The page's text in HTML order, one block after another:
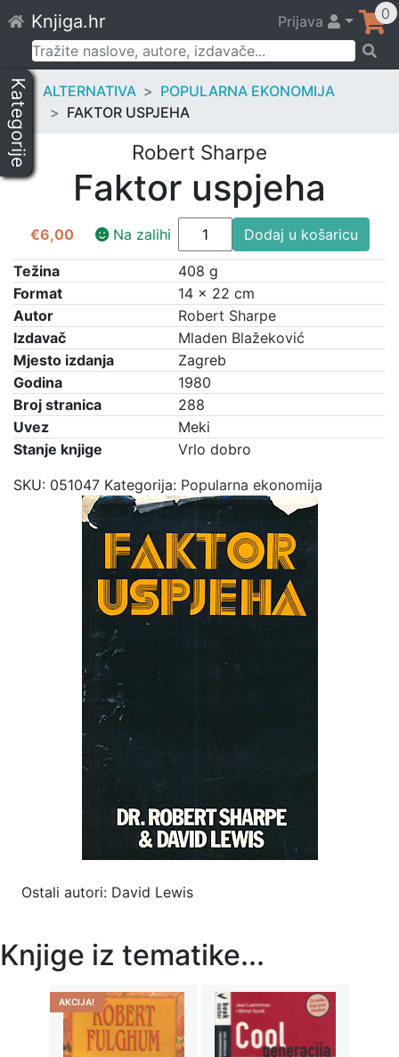
to
content
Knjiga.hr Prijava 0
Pretraži:
Kategorije ALTERNATIVA
POPULARNA EKONOMIJA
FAKTOR USPJEHA
Robert Sharpe
Faktor uspjeha
€6,00 Na zalihi
Faktor
uspjeha
količina
Dodaj u košaricu
Težina
408 g
Format
14 × 22 cm
Autor
Robert Sharpe
Izdavač
Mladen Blažeković
Mjesto izdanja
Zagreb
Godina
1980
Broj stranica
288
Uvez
Meki
Stanje knjige
Vrlo dobro
SKU: 051047 Kategorija: Popularna ekonomija
Ostali autori: David Lewis
Knjige iz tematike...
AKCIJA!